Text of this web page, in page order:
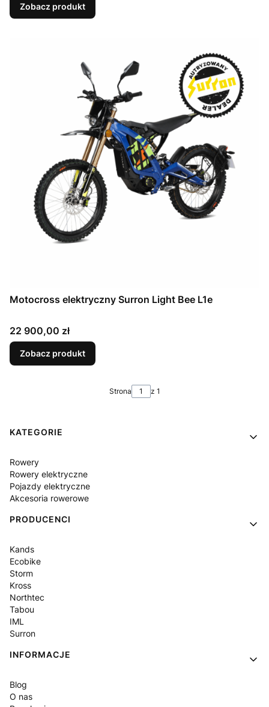
Zobacz produkt
Motocross elektryczny Surron Light Bee L1e
Cena
22 900,00 zł
Zobacz produkt
Strona z 1
Linki w stopce
KATEGORIE
Rowery
Rowery elektryczne
Pojazdy elektryczne
Akcesoria rowerowe
PRODUCENCI
Kands
Ecobike
Storm
Kross
Northtec
Tabou
IML
Surron
INFORMACJE
Blog
O nas